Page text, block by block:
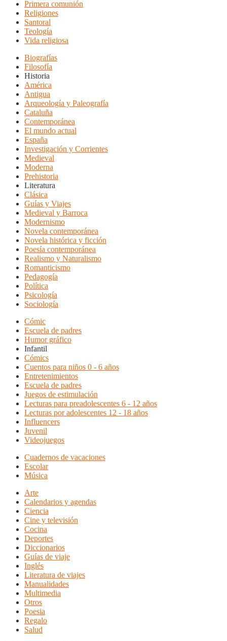
Primera comunión
Religiones
Santoral
Teología
Vida religiosa
Biografías
Filosofía
Historia
América
Antigua
Arqueología y Paleografía
Cataluña
Contemporánea
El mundo actual
España
Investigación y Corrientes
Medieval
Moderna
Prehistoria
Literatura
Clásica
Guías y Viajes
Medieval y Barroca
Modernismo
Novela contemporánea
Novela histórica y ficción
Poesía contemporánea
Realismo y Naturalismo
Romanticismo
Pedagogía
Política
Psicología
Sociología
Cómic
Escuela de padres
Humor gráfico
Infantil
Cómics
Cuentos para niños 0 - 6 años
Entretenimientos
Escuela de padres
Juegos de estimulación
Lecturas para preadolescentes 6 - 12 años
Lecturas por adolescentes 12 - 18 años
Influencers
Juvenil
Videojuegos
Cuadernos de vacaciones
Escolar
Música
Arte
Calendarios y agendas
Ciencia
Cine y televisión
Cocina
Deportes
Diccionarios
Guías de viaje
Inglés
Literatura de viajes
Manualidades
Multimedia
Otros
Poesia
Regalo
Salud